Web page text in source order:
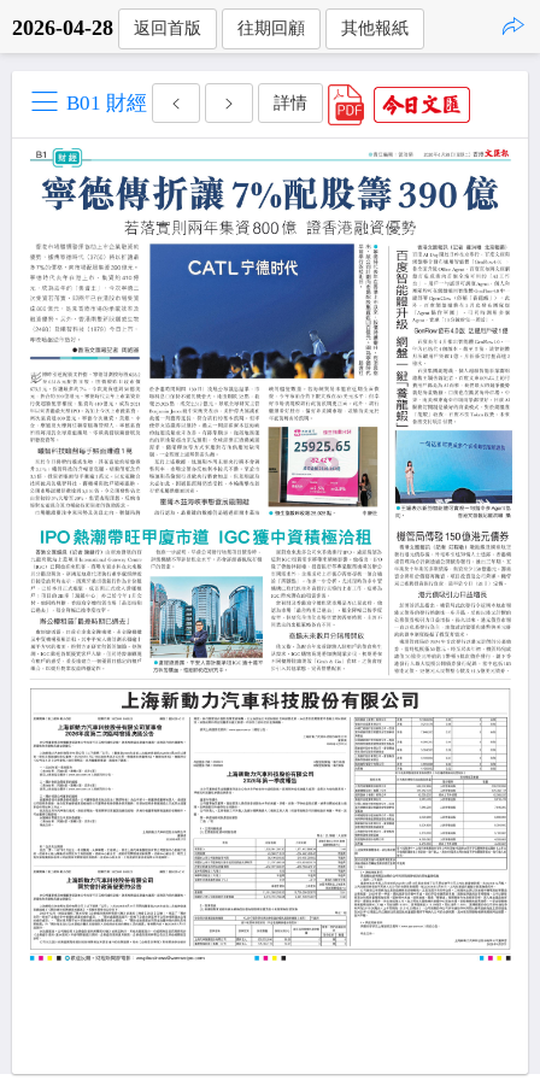
2026-04-28 返回首版 往期回顧 其他報紙
B01 財經 詳情